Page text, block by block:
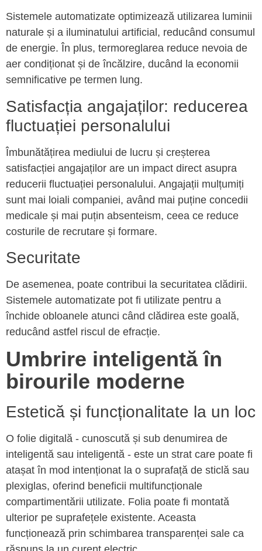
Sistemele automatizate optimizează utilizarea luminii
naturale și a iluminatului artificial, reducând consumul
de energie. În plus, termoreglarea reduce nevoia de
aer condiționat și de încălzire, ducând la economii
semnificative pe termen lung.
Satisfacția angajaților: reducerea
fluctuației personalului
Îmbunătățirea mediului de lucru și creșterea
satisfacției angajaților are un impact direct asupra
reducerii fluctuației personalului. Angajații mulțumiți
sunt mai loiali companiei, având mai puține concedii
medicale și mai puțin absenteism, ceea ce reduce
costurile de recrutare și formare.
Securitate
De asemenea, poate contribui la securitatea clădirii.
Sistemele automatizate pot fi utilizate pentru a
închide obloanele atunci când clădirea este goală,
reducând astfel riscul de efracție.
Umbrire inteligentă în
birourile moderne
Estetică și funcționalitate la un loc
O folie digitală - cunoscută și sub denumirea de
inteligentă sau inteligentă - este un strat care poate fi
atașat în mod intenționat la o suprafață de sticlă sau
plexiglas, oferind beneficii multifuncționale
compartimentării utilizate. Folia poate fi montată
ulterior pe suprafețele existente. Aceasta
funcționează prin schimbarea transparenței sale ca